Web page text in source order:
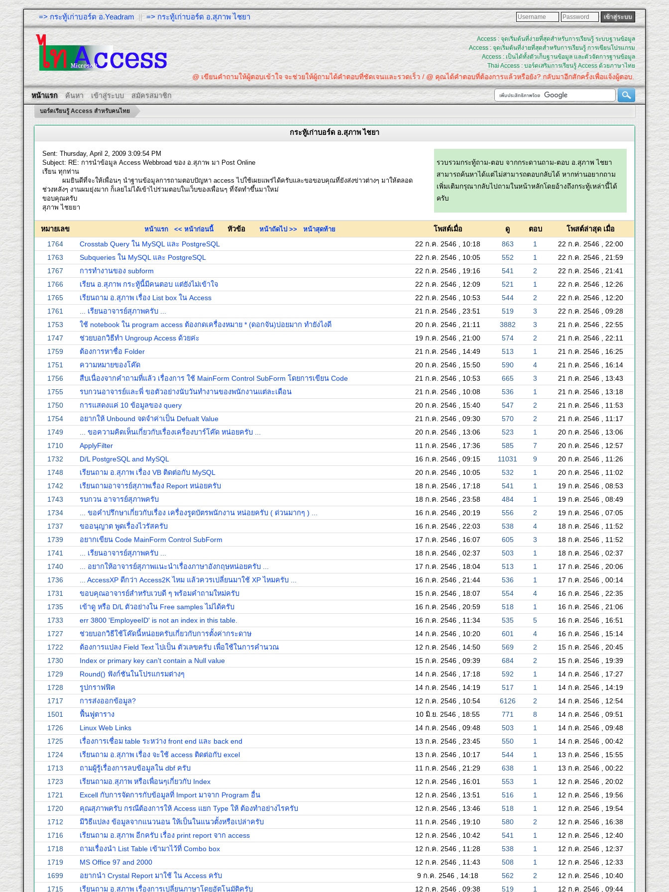
=> กระทู้เก่าบอร์ด อ.Yeadram ||=> กระทู้เก่าบอร์ด อ.สุภาพ ไชยา
Access : จุดเริ่มต้นที่ง่ายที่สุดสำหรับการเรียนรู้ ระบบฐานข้อมูล
Access : จุดเริ่มต้นที่ง่ายที่สุดสำหรับการเรียนรู้ การเขียนโปรแกรม
Access : เป็นได้ทั้งตัวเก็บฐานข้อมูล และตัวจัดการฐานข้อมูล
Thai Access : บอร์ดเสริมการเรียนรู้ Access ด้วยภาษาไทย
@ เขียนคำถามให้ผู้ตอบเข้าใจ จะช่วยให้ผู้ถามได้คำตอบที่ชัดเจนและรวดเร็ว / @ คุณได้คำตอบที่ต้องการแล้วหรือยัง? กลับมาอีกสักครั้งเพื่อแจ้งผู้ตอบ.
หน้าแรก ค้นหา เข้าสู่ระบบ สมัครสมาชิก
บอร์ดเรียนรู้ Access สำหรับคนไทย
กระทู้เก่าบอร์ด อ.สุภาพ ไชยา
Sent: Thursday, April 2, 2009 3:09:54 PM
Subject: RE: การนำข้อมูล Access Webbroad ของ อ.สุภาพ มา Post Online
เรียน ทุกท่าน
ผมยินดีที่จะให้เพื่อนๆ นำฐานข้อมูลการถามตอบปัญหา access ไปใช้เผยแพร่ได้ครับและขอขอบคุณที่ยังส่งข่าวต่างๆ มาให้ตลอด
ช่วงหลังๆ งานผมยุ่งมาก ก็เลยไม่ได้เข้าไปร่วมตอบในเว็บของเพื่อนๆ ที่จัดทำขึ้นมาใหม่
ขอบคุณครับ
สุภาพ ไชยยา
รวบรวมกระทู้ถาม-ตอบ จากกระดานถาม-ตอบ อ.สุภาพ ไชยา
สามารถค้นหาได้แต่ไม่สามารถตอบกลับได้ หากท่านอยากถาม
เพิ่มเติมกรุณากลับไปถามในหน้าหลักโดยอ้างถึงกระทู้เหล่านี้ได้
ครับ
หมายเลข หน้าแรก << หน้าก่อนนี้ หัวข้อหน้าถัดไป >> หน้าสุดท้าย โพสต์เมื่อ ดู ตอบ
โพสต์ล่าสุด เมื่อ
1764
Crosstab Query ใน MySQL และ PostgreSQL 22 ก.ค. 2546 , 10:18 863 1
22 ก.ค. 2546 , 22:00
1763
Subqueries ใน MySQL และ PostgreSQL 22 ก.ค. 2546 , 10:05 552 1
22 ก.ค. 2546 , 21:59
1767
การทำงานของ subform 22 ก.ค. 2546 , 19:16 541 2
22 ก.ค. 2546 , 21:41
1766
เรียน อ.สุภาพ กระทู้นี้มีคนตอบ แต่ยังไม่เข้าใจ 22 ก.ค. 2546 , 12:09 521 1
22 ก.ค. 2546 , 12:26
1765
เรียนถาม อ.สุภาพ เรื่อง List box ใน Access 22 ก.ค. 2546 , 10:53 544 2
22 ก.ค. 2546 , 12:20
1761
... เรียนอาจารย์สุภาพครับ ... 21 ก.ค. 2546 , 23:51 519 3
22 ก.ค. 2546 , 09:28
1753
ใช้ notebook ใน program access ต้องกดเครื่องหมาย * (ดอกจัน)บ่อยมาก ทำยังไงดี 20 ก.ค. 2546 , 21:11 3882 3
21 ก.ค. 2546 , 22:55
1747
ช่วยบอกวิธีทำ Ungroup Access ด้วยค่ะ 19 ก.ค. 2546 , 21:00 574 2
21 ก.ค. 2546 , 22:11
1759
ต้องการหาชื่อ Folder 21 ก.ค. 2546 , 14:49 513 1
21 ก.ค. 2546 , 16:25
1751
ความหมายของโค๊ด 20 ก.ค. 2546 , 15:50 590 4
21 ก.ค. 2546 , 16:14
1756
สืบเนื่องจากคำถามที่แล้ว เรื่องการ ใช้ MainForm Control SubForm โดยการเขียน Code 21 ก.ค. 2546 , 10:53 665 3
21 ก.ค. 2546 , 13:43
1755
รบกวนอาจารย์และพี่ ขอตัวอย่างนับวันทำงานของพนักงานแต่ละเดือน 21 ก.ค. 2546 , 10:08 536 1
21 ก.ค. 2546 , 13:18
1750
การแสดงแค่ 10 ข้อมูลของ query 20 ก.ค. 2546 , 15:40 547 2
21 ก.ค. 2546 , 11:53
1754
อยากให้ Unbound จดจำค่าเป็น Defualt Value 21 ก.ค. 2546 , 09:30 570 2
21 ก.ค. 2546 , 11:17
1749
... ขอความคิดเห็นเกี่ยวกับเรื่องเครื่องบาร์โค๊ด หน่อยครับ ... 20 ก.ค. 2546 , 13:06 523 1
20 ก.ค. 2546 , 13:06
1710
ApplyFilter 11 ก.ค. 2546 , 17:36 585 7
20 ก.ค. 2546 , 12:57
1732
D/L PostgreSQL and MySQL 16 ก.ค. 2546 , 09:15 11031 9
20 ก.ค. 2546 , 11:26
1748
เรียนถาม อ.สุภาพ เรื่อง VB ติดต่อกับ MySQL 20 ก.ค. 2546 , 10:05 532 1
20 ก.ค. 2546 , 11:02
1742
เรียนถามอาจารย์สุภาพเรื่อง Report หน่อยครับ 18 ก.ค. 2546 , 17:18 541 1
19 ก.ค. 2546 , 08:53
1743
รบกวน อาจารย์สุภาพครับ 18 ก.ค. 2546 , 23:58 484 1
19 ก.ค. 2546 , 08:49
1734
... ขอคำปรึกษาเกี่ยวกับเรื่อง เครื่องรูดบัตรพนักงาน หน่อยครับ ( ด่วนมากๆ ) ... 16 ก.ค. 2546 , 20:19 556 2
19 ก.ค. 2546 , 07:05
1737
ขออนุญาต พูดเรื่องไวรัสครับ 16 ก.ค. 2546 , 22:03 538 4
18 ก.ค. 2546 , 11:52
1739
อยากเขียน Code MainForm Control SubForm 17 ก.ค. 2546 , 16:07 605 3
18 ก.ค. 2546 , 11:52
1741
... เรียนอาจารย์สุภาพครับ ... 18 ก.ค. 2546 , 02:37 503 1
18 ก.ค. 2546 , 02:37
1740
... อยากให้อาจารย์สุภาพแนะนำเรื่องภาษาอังกฤษหน่อยครับ ... 17 ก.ค. 2546 , 18:04 513 1
17 ก.ค. 2546 , 20:06
1736
... AccessXP ดีกว่า Access2K ไหม แล้วควรเปลี่ยนมาใช้ XP ไหมครับ ... 16 ก.ค. 2546 , 21:44 536 1
17 ก.ค. 2546 , 00:14
1731
ขอบคุณอาจารย์สำหรับเวบดี ๆ พร้อมคำถามใหม่ครับ 15 ก.ค. 2546 , 18:07 554 4
16 ก.ค. 2546 , 22:35
1735
เข้าดู หรือ D/L ตัวอย่างใน Free samples ไม่ได้ครับ 16 ก.ค. 2546 , 20:59 518 1
16 ก.ค. 2546 , 21:06
1733
err 3800 'EmployeeID' is not an index in this table. 16 ก.ค. 2546 , 11:34 535 5
16 ก.ค. 2546 , 16:51
1727
ช่วยบอกวิธีใช้โค๊ดนี้หน่อยครับเกี่ยวกับการตั้งค่ากระดาษ 14 ก.ค. 2546 , 10:20 601 4
16 ก.ค. 2546 , 15:14
1722
ต้องการแปลง Field Text ไปเป็น ตัวเลขครับ เพื่อใช้ในการคำนวณ 12 ก.ค. 2546 , 14:50 569 2
15 ก.ค. 2546 , 20:45
1730
Index or primary key can't contain a Null value 15 ก.ค. 2546 , 09:39 684 2
15 ก.ค. 2546 , 19:39
1729
Round() ฟังก์ชันในโปรแกรมต่างๆ 14 ก.ค. 2546 , 17:18 592 1
14 ก.ค. 2546 , 17:27
1728
รูปกราฟฟิค 14 ก.ค. 2546 , 14:19 517 1
14 ก.ค. 2546 , 14:19
1717
การส่งออกข้อมูล? 12 ก.ค. 2546 , 10:54 6126 2
14 ก.ค. 2546 , 12:54
1501
ฟื้นฟูตาราง 10 มิ.ย. 2546 , 18:55 771 8
14 ก.ค. 2546 , 09:51
1726
Linux Web Links 14 ก.ค. 2546 , 09:48 503 1
14 ก.ค. 2546 , 09:48
1725
เรื่องการเชื่อม table ระหว่าง front end และ back end 13 ก.ค. 2546 , 23:45 550 1
14 ก.ค. 2546 , 00:42
1724
เรียนถาม อ.สุภาพ เรื่อง จะใช้ access ติดต่อกับ excel 13 ก.ค. 2546 , 10:17 544 1
13 ก.ค. 2546 , 15:55
1713
ถามผู้รู้เรื่องการลบข้อมูลใน dbf ครับ 11 ก.ค. 2546 , 21:29 638 1
13 ก.ค. 2546 , 00:22
1723
เรียนถามอ.สุภาพ หรือเพื่อนๆเกี่ยวกับ Index 12 ก.ค. 2546 , 16:01 553 1
12 ก.ค. 2546 , 20:02
1721
Excell กับการจัดการกับข้อมูลที่ Import มาจาก Program อื่น 12 ก.ค. 2546 , 13:51 516 1
12 ก.ค. 2546 , 19:56
1720
คุณสุภาพครับ กรณีต้องการให้ Access แยก Type ให้ ต้องทำอย่างไรครับ 12 ก.ค. 2546 , 13:46 518 1
12 ก.ค. 2546 , 19:54
1712
มีวิธีแปลง ข้อมูลจากแนวนอน ให้เป็นในแนวตั้งหรือเปล่าครับ 11 ก.ค. 2546 , 19:10 580 2
12 ก.ค. 2546 , 16:38
1716
เรียนถาม อ.สุภาพ อีกครับ เรื่อง print report จาก access 12 ก.ค. 2546 , 10:42 541 1
12 ก.ค. 2546 , 12:40
1718
ถามเรื่องนำ List Table เข้ามาไว้ที่ Combo box 12 ก.ค. 2546 , 11:28 538 1
12 ก.ค. 2546 , 12:37
1719
MS Office 97 and 2000 12 ก.ค. 2546 , 11:43 508 1
12 ก.ค. 2546 , 12:33
1699
อยากนำ Crystal Report มาใช้ ใน Access ครับ 9 ก.ค. 2546 , 14:18 562 2
12 ก.ค. 2546 , 10:40
1715
เรียนถาม อ.สุภาพ เรื่องการเปลี่ยนภาษาโดยอัตโนมัติครับ 12 ก.ค. 2546 , 09:38 519 1 12 ก.ค. 2546 , 09:44